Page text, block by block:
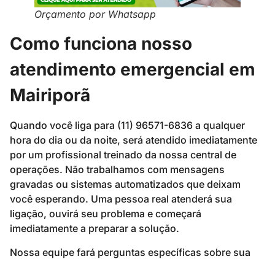
Orçamento por Whatsapp
Como funciona nosso
atendimento emergencial em
Mairiporã
Quando você liga para (11) 96571-6836 a qualquer
hora do dia ou da noite, será atendido imediatamente
por um profissional treinado da nossa central de
operações. Não trabalhamos com mensagens
gravadas ou sistemas automatizados que deixam
você esperando. Uma pessoa real atenderá sua
ligação, ouvirá seu problema e começará
imediatamente a preparar a solução.
Nossa equipe fará perguntas específicas sobre sua